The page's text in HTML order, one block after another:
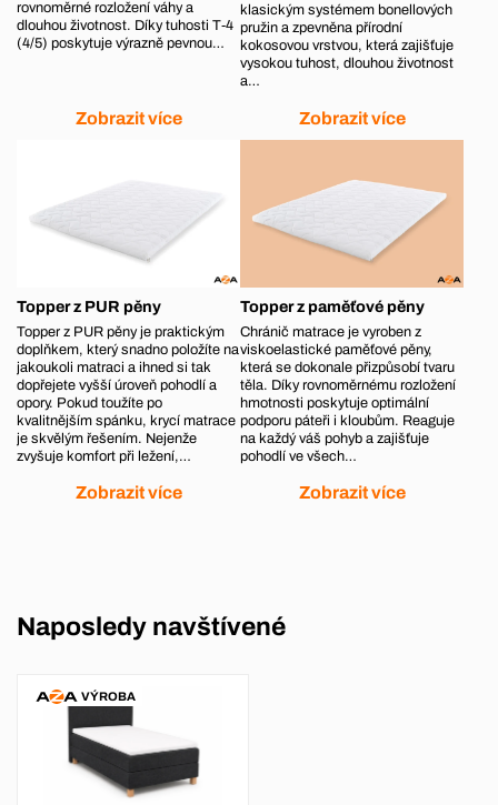
rovnoměrné rozložení váhy a
dlouhou životnost. Díky tuhosti T‑4
(4/5) poskytuje výrazně pevnou…
Zobrazit více
klasickým systémem bonellových
pružin a zpevněna přírodní
kokosovou vrstvou, která zajišťuje
vysokou tuhost, dlouhou životnost
a…
Zobrazit více
Topper z PUR pěny
Topper z PUR pěny je praktickým
doplňkem, který snadno položíte na
jakoukoli matraci a ihned si tak
dopřejete vyšší úroveň pohodlí a
opory. Pokud toužíte po
kvalitnějším spánku, krycí matrace
je skvělým řešením. Nejenže
zvyšuje komfort při ležení,…
Zobrazit více
Topper z paměťové pěny
Chránič matrace je vyroben z
viskoelastické paměťové pěny,
která se dokonale přizpůsobí tvaru
těla. Díky rovnoměrnému rozložení
hmotnosti poskytuje optimální
podporu páteři i kloubům. Reaguje
na každý váš pohyb a zajišťuje
pohodlí ve všech…
Zobrazit více
Naposledy navštívené
VÝROBA